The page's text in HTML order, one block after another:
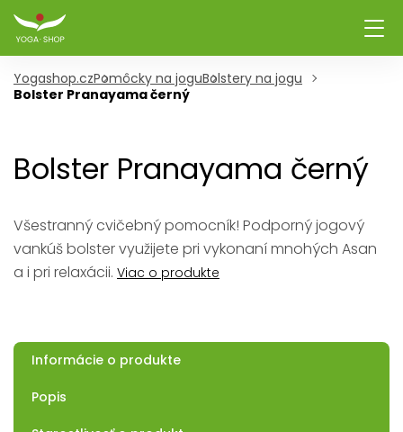
Yogashop.czPomôcky na joguBolstery na jogu
Bolster Pranayama černý
Bolster Pranayama černý
Všestranný cvičebný pomocník! Podporný jogový
vankúš bolster využijete pri vykonaní mnohých Asan
a i pri relaxácii. Viac o produkte
Informácie o produkte
Popis